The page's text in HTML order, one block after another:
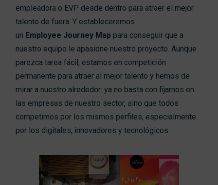
empleadora o EVP desde dentro para atraer el mejor
talento de fuera. Y estableceremos
un Employee Journey Map para conseguir que a
nuestro equipo le apasione nuestro proyecto. Aunque
parezca tarea fácil, estamos en competición
permanente para atraer al mejor talento y hemos de
mirar a nuestro alrededor: ya no basta con fijarnos en
las empresas de nuestro sector, sino que todos
competimos por los mismos perfiles, especialmente
por los digitales, innovadores y tecnológicos.